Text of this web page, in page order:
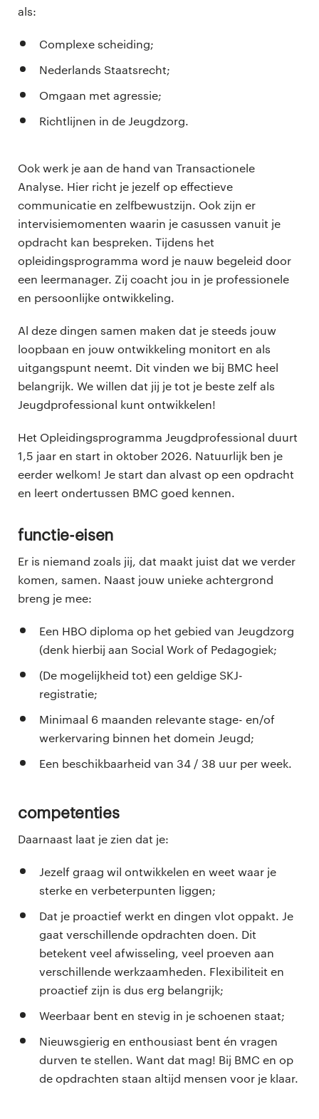
als:
Complexe scheiding;
Nederlands Staatsrecht;
Omgaan met agressie;
Richtlijnen in de Jeugdzorg.
Ook werk je aan de hand van Transactionele
Analyse. Hier richt je jezelf op effectieve
communicatie en zelfbewustzijn. Ook zijn er
intervisiemomenten waarin je casussen vanuit je
opdracht kan bespreken. Tijdens het
opleidingsprogramma word je nauw begeleid door
een leermanager. Zij coacht jou in je professionele
en persoonlijke ontwikkeling.
Al deze dingen samen maken dat je steeds jouw
loopbaan en jouw ontwikkeling monitort en als
uitgangspunt neemt. Dit vinden we bij BMC heel
belangrijk. We willen dat jij je tot je beste zelf als
Jeugdprofessional kunt ontwikkelen!
Het Opleidingsprogramma Jeugdprofessional duurt
1,5 jaar en start in oktober 2026. Natuurlijk ben je
eerder welkom! Je start dan alvast op een opdracht
en leert ondertussen BMC goed kennen.
Functie-eisen
Er is niemand zoals jij, dat maakt juist dat we verder
komen, samen. Naast jouw unieke achtergrond
breng je mee:
Een HBO diploma op het gebied van Jeugdzorg
(denk hierbij aan Social Work of Pedagogiek;
(De mogelijkheid tot) een geldige SKJ-
registratie;
Minimaal 6 maanden relevante stage- en/of
werkervaring binnen het domein Jeugd;
Een beschikbaarheid van 34 / 38 uur per week.
Competenties
Daarnaast laat je zien dat je:
Jezelf graag wil ontwikkelen en weet waar je
sterke en verbeterpunten liggen;
Dat je proactief werkt en dingen vlot oppakt. Je
gaat verschillende opdrachten doen. Dit
betekent veel afwisseling, veel proeven aan
verschillende werkzaamheden. Flexibiliteit en
proactief zijn is dus erg belangrijk;
Weerbaar bent en stevig in je schoenen staat;
Nieuwsgierig en enthousiast bent én vragen
durven te stellen. Want dat mag! Bij BMC en op
de opdrachten staan altijd mensen voor je klaar.